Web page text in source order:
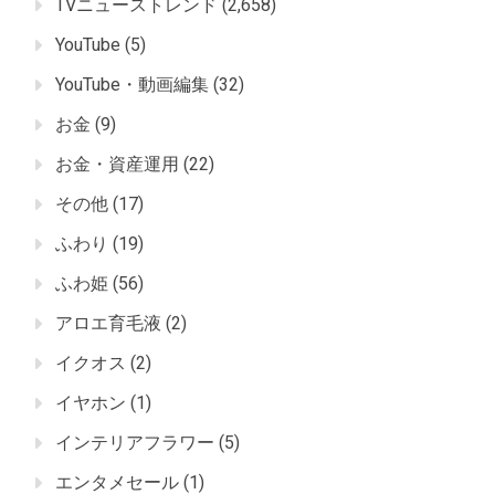
TVニューストレンド (2,658)
YouTube (5)
YouTube・動画編集 (32)
お金 (9)
お金・資産運用 (22)
その他 (17)
ふわり (19)
ふわ姫 (56)
アロエ育毛液 (2)
イクオス (2)
イヤホン (1)
インテリアフラワー (5)
エンタメセール (1)